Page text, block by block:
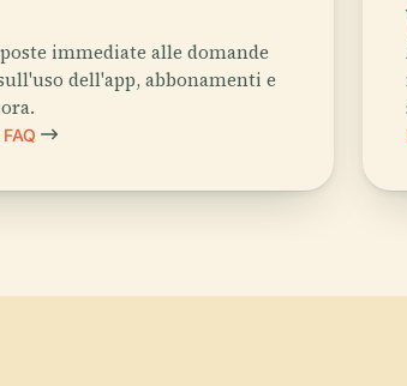
immediate alle domande
dell'app, abbonamenti e